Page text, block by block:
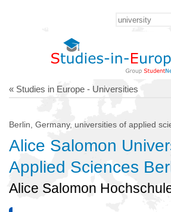
« Studies in Europe - Universities
Berlin, Germany, universities of applied
Alice Salomon
Applied Sciences
Alice Salomon